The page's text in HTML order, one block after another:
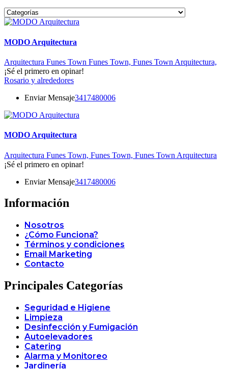
MODO Arquitectura
Arquitectura Funes Town Funes Town, Funes Town Arquitectura,
¡Sé el primero en opinar!
Rosario y alrededores
Enviar Mensaje3417480006
MODO Arquitectura
Arquitectura Funes Town, Funes Town, Funes Town Arquitectura
¡Sé el primero en opinar!
Enviar Mensaje3417480006
Información
Nosotros
¿Cómo Funciona?
Términos y condiciones
Email Marketing
Contacto
Principales Categorías
Seguridad e Higiene
Limpieza
Desinfección y Fumigación
Autoelevadores
Catering
Alarma y Monitoreo
Jardinería